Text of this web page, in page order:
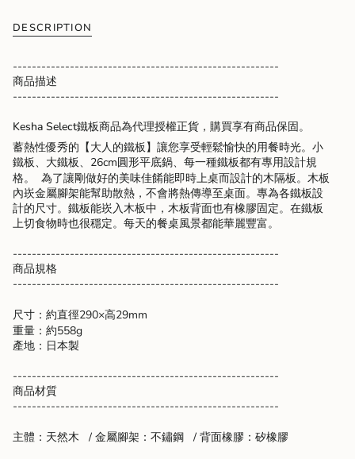
quantity
in
cart",
quantity
for
{{
product
}}",
"multiples_of"=>"Increments
of
{{
}}",
"minimum_of"=>"Minimum
of
quantity
}}",
"maximum_of"=>"Maximum
{{
quantity
}}"}
DESCRIPTION
--------------------------------------------------------
商品描述
--------------------------------------------------------
Kesha Select鐵板商品為代理授權正貨，購買享有商品保固。
蓄熱性優秀的【大人的鐵板】讓您享受輕鬆愉快的用餐時光。小
鐵板、大鐵板、26cm圓形平底鍋、每一種鐵板都有專用設計規
格。 為了讓剛做好的美味佳餚能即時上桌而設計的木隔板。木板
內崁金屬腳架能幫助散熱，不會將熱傳導至桌面。專為各鐵板設
計的尺寸。鐵板能崁入木板中，木板背面也有橡膠固定。在鐵板
上切食物時也很穩定。每天的餐桌風景都能華麗豐富。
--------------------------------------------------------
商品規格
--------------------------------------------------------
尺寸：約直徑290×高29mm
重量：約558g
產地：日本製
--------------------------------------------------------
商品材質
--------------------------------------------------------
主體：天然木 / 金屬腳架：不鏽鋼 / 背面橡膠：矽橡膠